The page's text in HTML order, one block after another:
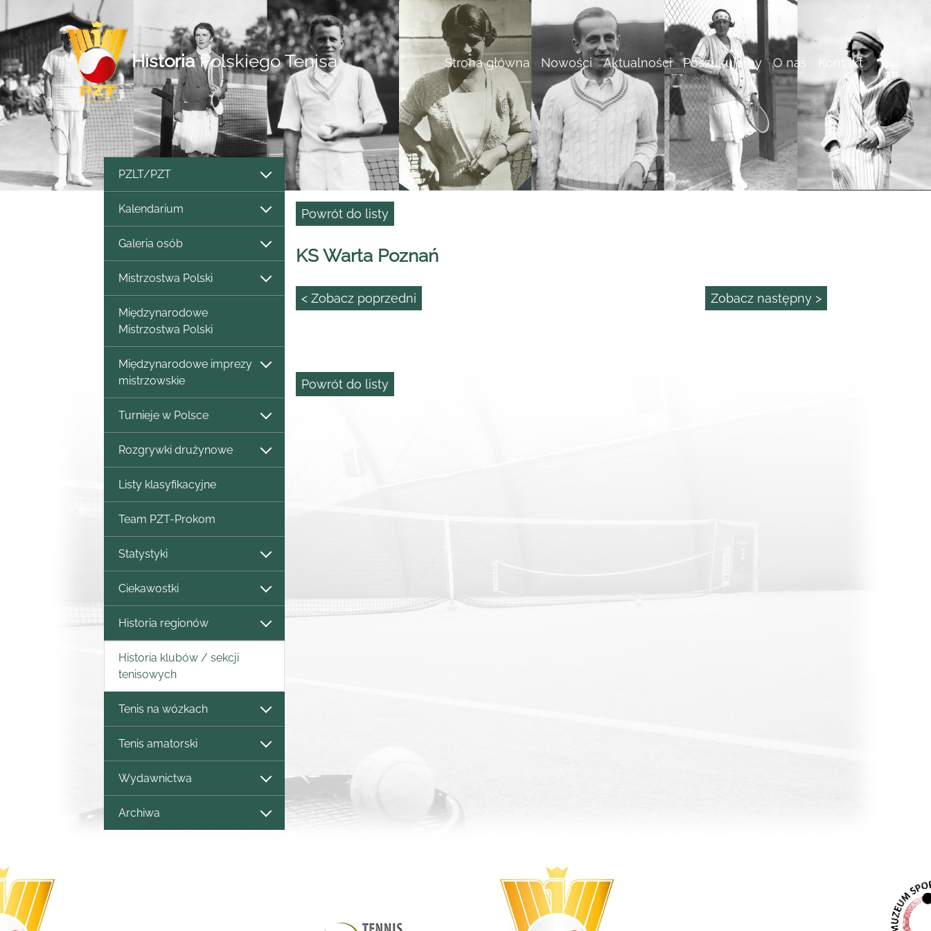
HistoriaPolskiego Tenisa Strona główna Nowości Aktualności Poszukujemy O nas Kontakt
PZLT/PZT
Kalendarium
Galeria osób
Mistrzostwa Polski
Międzynarodowe
Mistrzostwa Polski
Międzynarodowe imprezy
mistrzowskie
Turnieje w Polsce
Rozgrywki drużynowe
Listy klasyfikacyjne
Team PZT-Prokom
Statystyki
Ciekawostki
Historia regionów
Historia klubów / sekcji
tenisowych
Tenis na wózkach
Tenis amatorski
Wydawnictwa
Archiwa
Powrót do listy
KS Warta Poznań
< Zobacz poprzedni Zobacz następny >
Powrót do listy